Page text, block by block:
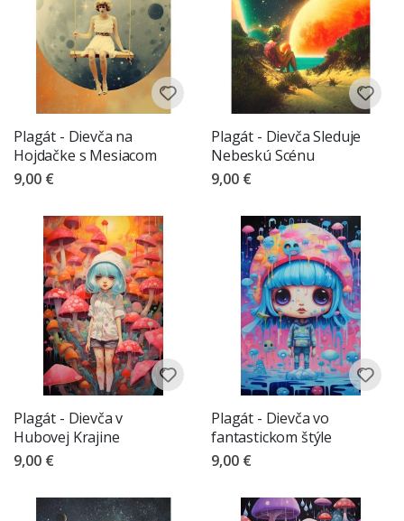
Plagát - Dievča na
Hojdačke s Mesiacom
9,00 €
Plagát - Dievča Sleduje
Nebeskú Scénu
9,00 €
Plagát - Dievča v
Hubovej Krajine
9,00 €
Plagát - Dievča vo
fantastickom štýle
9,00 €